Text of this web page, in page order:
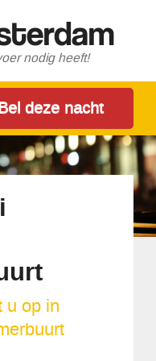
nodig heeft!
deze nacht
u op in